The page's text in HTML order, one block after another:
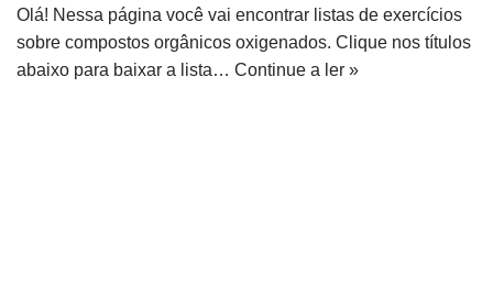
Olá! Nessa página você vai encontrar listas de exercícios
sobre compostos orgânicos oxigenados. Clique nos títulos
abaixo para baixar a lista… Continue a ler »